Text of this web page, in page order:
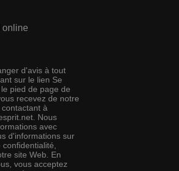
online
d'avis à tout
sur le lien Se
pied de page de
recevez de notre
à
Nous
avec
d'informations sur
confidentialité,
site Web. En
vous acceptez